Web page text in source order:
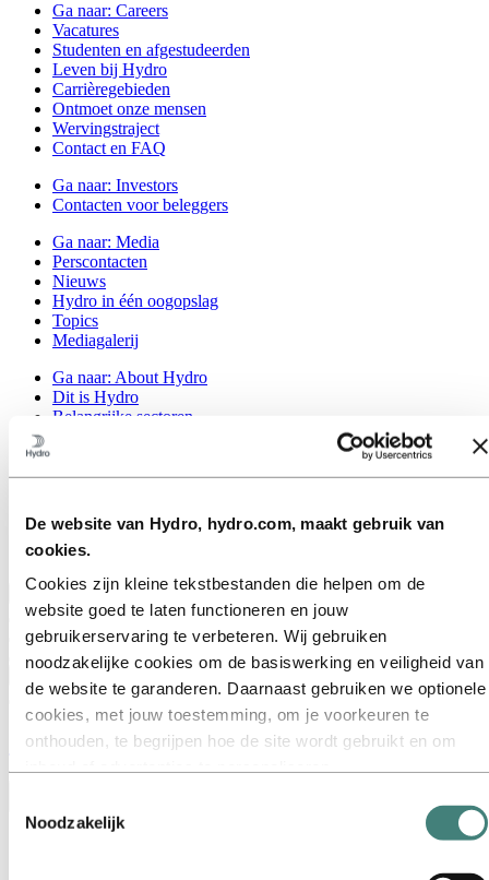
De website van Hydro, hydro.com, maakt gebruik van
cookies.
Cookies zijn kleine tekstbestanden die helpen om de
website goed te laten functioneren en jouw
gebruikerservaring te verbeteren. Wij gebruiken
noodzakelijke cookies om de basiswerking en veiligheid van
de website te garanderen. Daarnaast gebruiken we optionele
cookies, met jouw toestemming, om je voorkeuren te
onthouden, te begrijpen hoe de site wordt gebruikt en om
van tools die wij gebruiken voor beveiliging, analyse of
advertenties. Deze derden kunnen informatie die zij via jouw
gebruik van onze website verzamelen, combineren met
Noodzakelijk
Ga naar: Careers
Vacatures
Studenten en afgestudeerden
Leven bij Hydro
Carrièregebieden
Ontmoet onze mensen
Wervingstraject
Contact en FAQ
Ga naar: Investors
Contacten voor beleggers
Ga naar: Media
Perscontacten
Nieuws
Hydro in één oogopslag
Topics
Mediagalerij
Ga naar: About Hydro
Dit is Hydro
Belangrijke sectoren
Nederland
Luxemburg
Inkoop
Verhalen van Hydro
Terug naar hoofdmenu
Storiesby Hydro